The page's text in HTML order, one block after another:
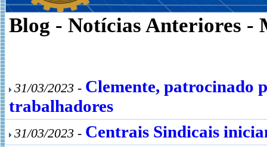
Blog - Notícias Anteriores -
31/03/2023 - Clemente, patrocinado
trabalhadores
31/03/2023 - Centrais Sindicais